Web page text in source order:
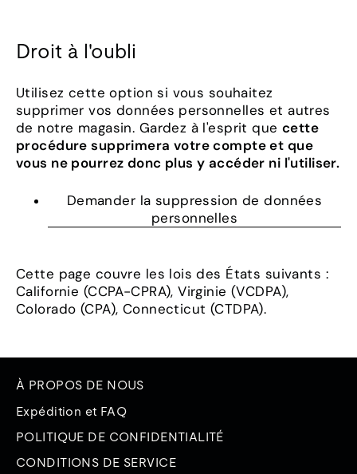
Droit à l'oubli
Utilisez cette option si vous souhaitez
supprimer vos données personnelles et autres
de notre magasin. Gardez à l'esprit que cette
procédure supprimera votre compte et que
vous ne pourrez donc plus y accéder ni l'utiliser.
Demander la suppression de données
personnelles
Cette page couvre les lois des États suivants :
Californie (CCPA-CPRA), Virginie (VCDPA),
Colorado (CPA), Connecticut (CTDPA).
À PROPOS DE NOUS
Expédition et FAQ
POLITIQUE DE CONFIDENTIALITÉ
CONDITIONS DE SERVICE